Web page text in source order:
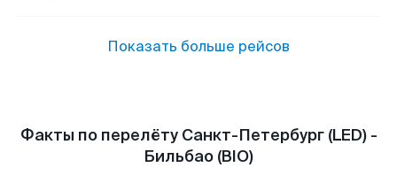
Показать больше рейсов
Факты по перелёту Санкт-Петербург (LED) -
Бильбао (BIO)